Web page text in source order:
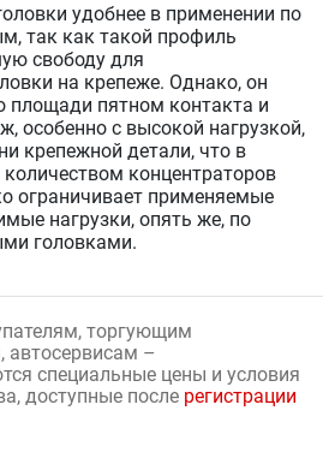
удобнее в применении по
так как такой профиль
свободу для
на крепеже. Однако, он
пятном контакта и
особенно с высокой нагрузкой,
крепежной детали, что в
концентраторов
ограничивает применяемые
нагрузки, опять же, по
головками.
торгующим
автосервисам –
специальные цены и условия
доступные после регистрации